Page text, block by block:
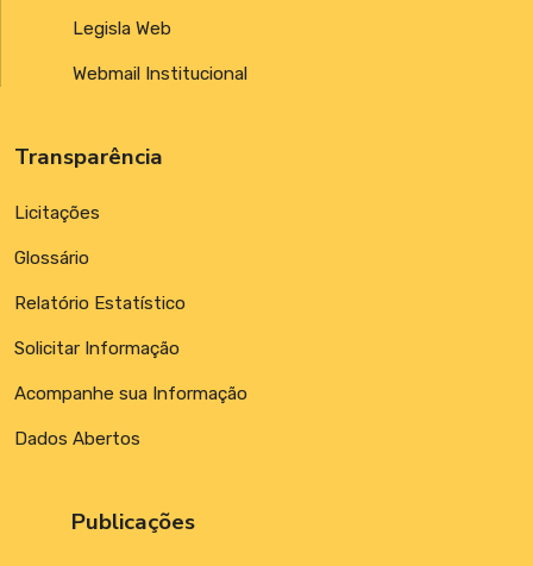
Legisla Web
Webmail Institucional
Transparência
Licitações
Glossário
Relatório Estatístico
Solicitar Informação
Acompanhe sua Informação
Dados Abertos
Publicações